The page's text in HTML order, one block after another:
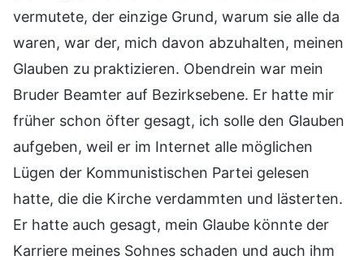
vermutete, der einzige Grund, warum sie alle da
waren, war der, mich davon abzuhalten, meinen
Glauben zu praktizieren. Obendrein war mein
Bruder Beamter auf Bezirksebene. Er hatte mir
früher schon öfter gesagt, ich solle den Glauben
aufgeben, weil er im Internet alle möglichen
Lügen der Kommunistischen Partei gelesen
hatte, die die Kirche verdammten und lästerten.
Er hatte auch gesagt, mein Glaube könnte der
Karriere meines Sohnes schaden und auch ihm